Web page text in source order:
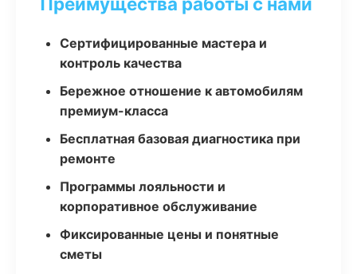
Сертифицированные мастера и
контроль качества
Бережное отношение к автомобилям
премиум-класса
Бесплатная базовая диагностика при
ремонте
Программы лояльности и
корпоративное обслуживание
Фиксированные цены и понятные
сметы